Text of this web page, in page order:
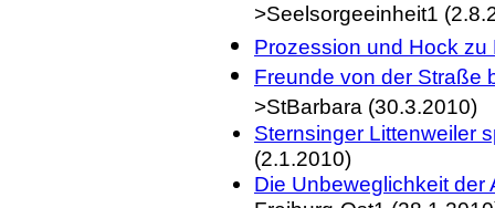
>Seelsorgeeinheit1
Prozession und Hock zu
Freunde von der Straße
>StBarbara (30.3.2010)
Sternsinger Littenweiler
(2.1.2010)
Die Unbeweglichkeit der